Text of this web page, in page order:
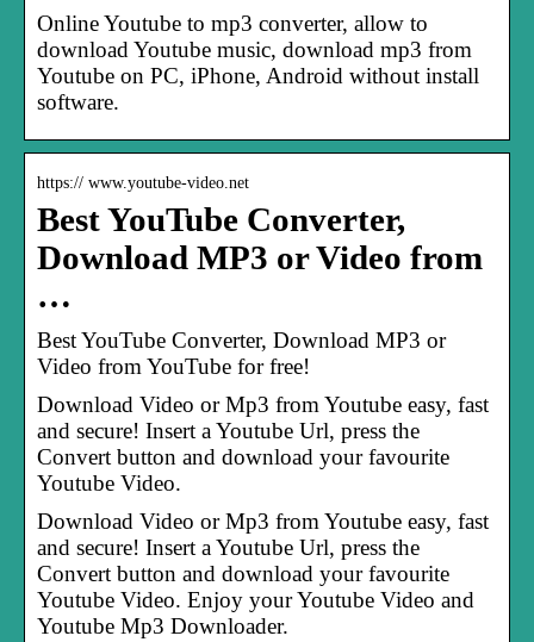
Online Youtube to mp3 converter, allow to
download Youtube music, download mp3 from
Youtube on PC, iPhone, Android without install
software.
https:// www.youtube-video.net
Best YouTube Converter,
Download MP3 or Video from
…
Best YouTube Converter, Download MP3 or
Video from YouTube for free!
Download Video or Mp3 from Youtube easy, fast
and secure! Insert a Youtube Url, press the
Convert button and download your favourite
Youtube Video.
Download Video or Mp3 from Youtube easy, fast
and secure! Insert a Youtube Url, press the
Convert button and download your favourite
Youtube Video. Enjoy your Youtube Video and
Youtube Mp3 Downloader.